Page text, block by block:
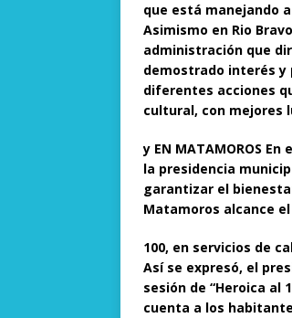
que está manejando
Asimismo en Rio
administración que
demostrado interés y
diferentes acciones
cultural, con mejores
y EN MATAMOROS
la presidencia
garantizar el
Matamoros alcance el
100, en servicios de
Así se expresó, el
sesión de “Heroica al
cuenta a los